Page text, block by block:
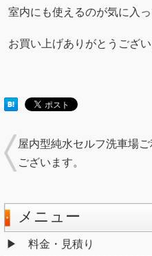
室内にも使えるのが気に入
お買い上げありがとうござい
屋内型純水セルフ洗車場
ございます。
メニュー
料金・見積り